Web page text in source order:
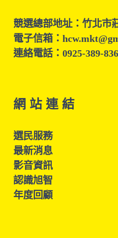
競選總部地址：竹北市
電子信箱：
連絡電話：0925-389-836
網 站 連 結
選民服務
最新消息
影音資訊
認識旭智
年度回顧